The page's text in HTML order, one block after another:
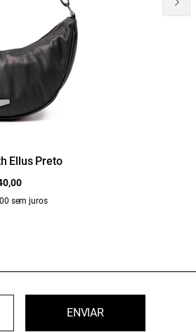
Ellus Preto
sem juros
ENVIAR